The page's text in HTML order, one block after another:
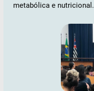
metabólica e nutricional.